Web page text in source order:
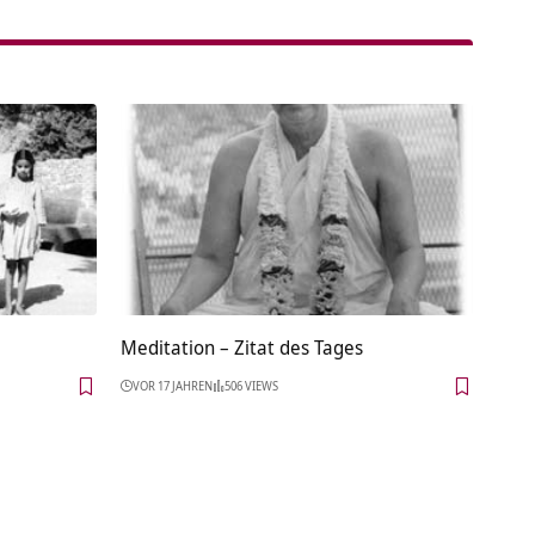
Meditation – Zitat des Tages
VOR 17 JAHREN 506 VIEWS